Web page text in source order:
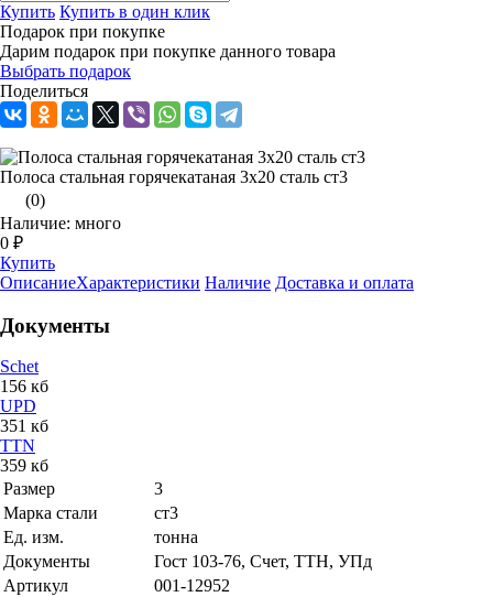
Купить Купить в один клик
Подарок при покупке
Дарим подарок при покупке данного товара
Выбрать подарок
Поделиться
Полоса стальная горячекатаная 3х20 сталь ст3
(0)
Наличие: много
0 ₽
Купить
ОписаниеХарактеристики Наличие Доставка и оплата
Документы
Schet
156 кб
UPD
351 кб
TTN
359 кб
Размер
3
Марка стали
ст3
Ед. изм.
тонна
Документы
Гост 103-76, Счет, ТТН, УПд
Артикул
001-12952